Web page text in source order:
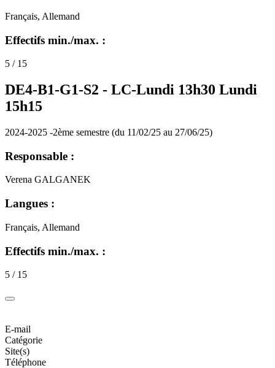
Français, Allemand
Effectifs min./max. :
5 / 15
DE4-B1-G1-S2 - LC-Lundi 13h30 Lundi
15h15
2024-2025 -2ème semestre (du 11/02/25 au 27/06/25)
Responsable :
Verena GALGANEK
Langues :
Français, Allemand
Effectifs min./max. :
5 / 15
E-mail
Catégorie
Site(s)
Téléphone